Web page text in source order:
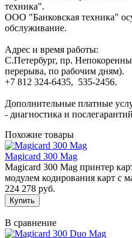
техника".
ООО "Банковская техника"
обслуживание.
Адрес и время работы:
С.Петербург, пр.
перерыва, по рабочим дням).
+7 812 324-6435, 535-2456.
Дополнительные платные
- диагностика и
Похожие товары
Magicard 300 Mag
Magicard 300 Mag принтер
модулем кодирования карт с
224 278 руб.
В сравнение